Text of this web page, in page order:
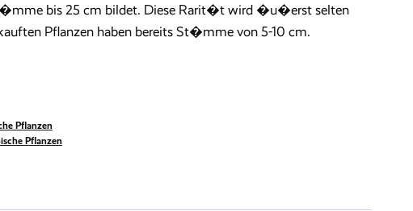
bis 25 cm bildet. Diese Rarit�t wird �u�erst selten
Pflanzen haben bereits St�mme von 5-10 cm.
Pflanzen
Pflanzen